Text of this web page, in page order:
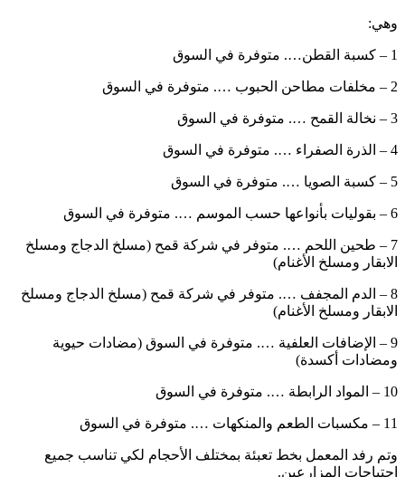
وهي:
1 – كسبة القطن…. متوفرة في السوق
2 – مخلفات مطاحن الحبوب …. متوفرة في السوق
3 – نخالة القمح …. متوفرة في السوق
4 – الذرة الصفراء …. متوفرة في السوق
5 – كسبة الصويا …. متوفرة في السوق
6 – بقوليات بأنواعها حسب الموسم …. متوفرة في السوق
7 – طحين اللحم …. متوفر في شركة قمح (مسلخ الدجاج ومسلخ
الابقار ومسلخ الأغنام)
8 – الدم المجفف …. متوفر في شركة قمح (مسلخ الدجاج ومسلخ
الابقار ومسلخ الأغنام)
9 – الإضافات العلفية …. متوفرة في السوق (مضادات حيوية
ومضادات أكسدة)
10 – المواد الرابطة …. متوفرة في السوق
11 – مكسبات الطعم والمنكهات …. متوفرة في السوق
وتم رفد المعمل بخط تعبئة بمختلف الأحجام لكي تناسب جميع
احتياجات المزارعين.